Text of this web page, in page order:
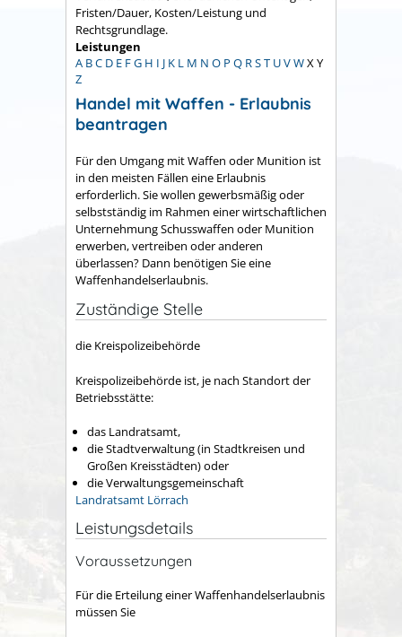
Fristen/Dauer, Kosten/Leistung und
Rechtsgrundlage.
Leistungen
A BC D E FG H I J K L M N O P Q RST UVWX Y
Z
Handel mit Waffen - Erlaubnis
beantragen
Für den Umgang mit Waffen oder Munition ist
in den meisten Fällen eine Erlaubnis
erforderlich. Sie wollen gewerbsmäßig oder
selbstständig im Rahmen einer wirtschaftlichen
Unternehmung Schusswaffen oder Munition
erwerben, vertreiben oder anderen
überlassen? Dann benötigen Sie eine
Waffenhandelserlaubnis.
Zuständige Stelle
die Kreispolizeibehörde
Kreispolizeibehörde ist, je nach Standort der
Betriebsstätte:
das Landratsamt,
die Stadtverwaltung (in Stadtkreisen und
Großen Kreisstädten) oder
die Verwaltungsgemeinschaft
Landratsamt Lörrach
Leistungsdetails
Voraussetzungen
Für die Erteilung einer Waffenhandelserlaubnis
müssen Sie